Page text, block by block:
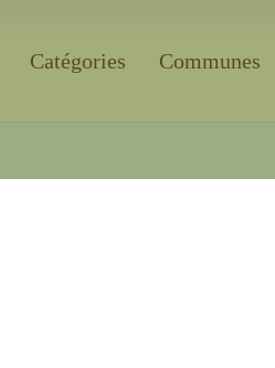
Catégories Communes